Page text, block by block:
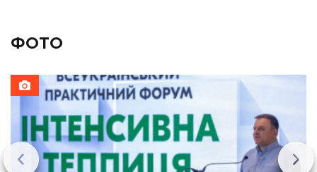
ФОТО